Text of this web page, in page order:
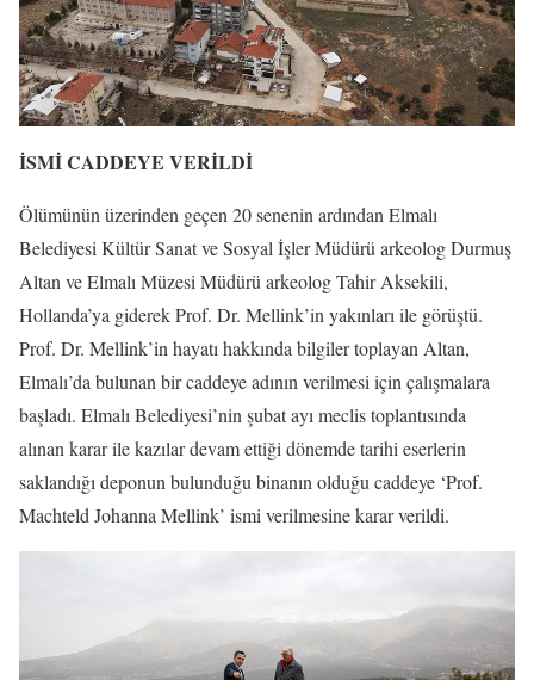
İSMİ CADDEYE VERİLDİ
Ölümünün üzerinden geçen 20 senenin ardından Elmalı
Belediyesi Kültür Sanat ve Sosyal İşler Müdürü arkeolog Durmuş
Altan ve Elmalı Müzesi Müdürü arkeolog Tahir Aksekili,
Hollanda’ya giderek Prof. Dr. Mellink’in yakınları ile görüştü.
Prof. Dr. Mellink’in hayatı hakkında bilgiler toplayan Altan,
Elmalı’da bulunan bir caddeye adının verilmesi için çalışmalara
başladı. Elmalı Belediyesi’nin şubat ayı meclis toplantısında
alınan karar ile kazılar devam ettiği dönemde tarihi eserlerin
saklandığı deponun bulunduğu binanın olduğu caddeye ‘Prof.
Machteld Johanna Mellink’ ismi verilmesine karar verildi.